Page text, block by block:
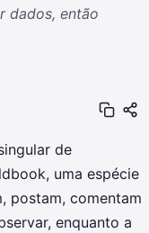
dados, então
de
uma espécie
postam, comentam
enquanto a